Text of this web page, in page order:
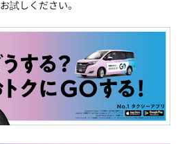
試しください。